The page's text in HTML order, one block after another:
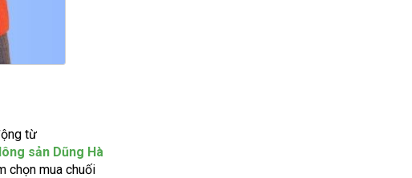
từ
sản Dũng Hà
chọn mua chuối